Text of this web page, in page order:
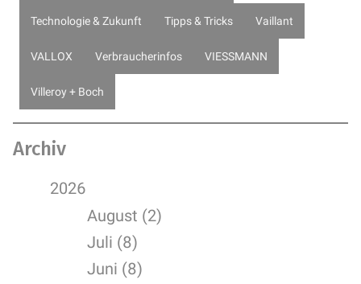
Technologie & Zukunft Tipps & Tricks Vaillant
VALLOX Verbraucherinfos VIESSMANN
Villeroy + Boch
Archiv
2026
August (2)
Juli (8)
Juni (8)